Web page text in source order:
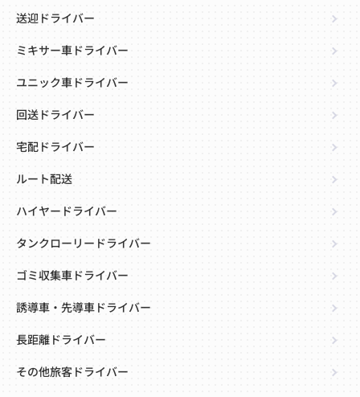
送迎ドライバー
ミキサー車ドライバー
ユニック車ドライバー
回送ドライバー
宅配ドライバー
ルート配送
ハイヤードライバー
タンクローリードライバー
ゴミ収集車ドライバー
誘導車・先導車ドライバー
長距離ドライバー
その他旅客ドライバー